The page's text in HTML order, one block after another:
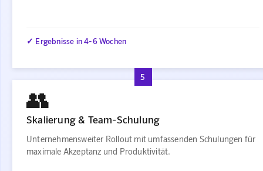
✓ Ergebnisse in 4-6 Wochen
5
👥
Skalierung & Team-Schulung
Unternehmensweiter Rollout mit umfassenden Schulungen für
maximale Akzeptanz und Produktivität.